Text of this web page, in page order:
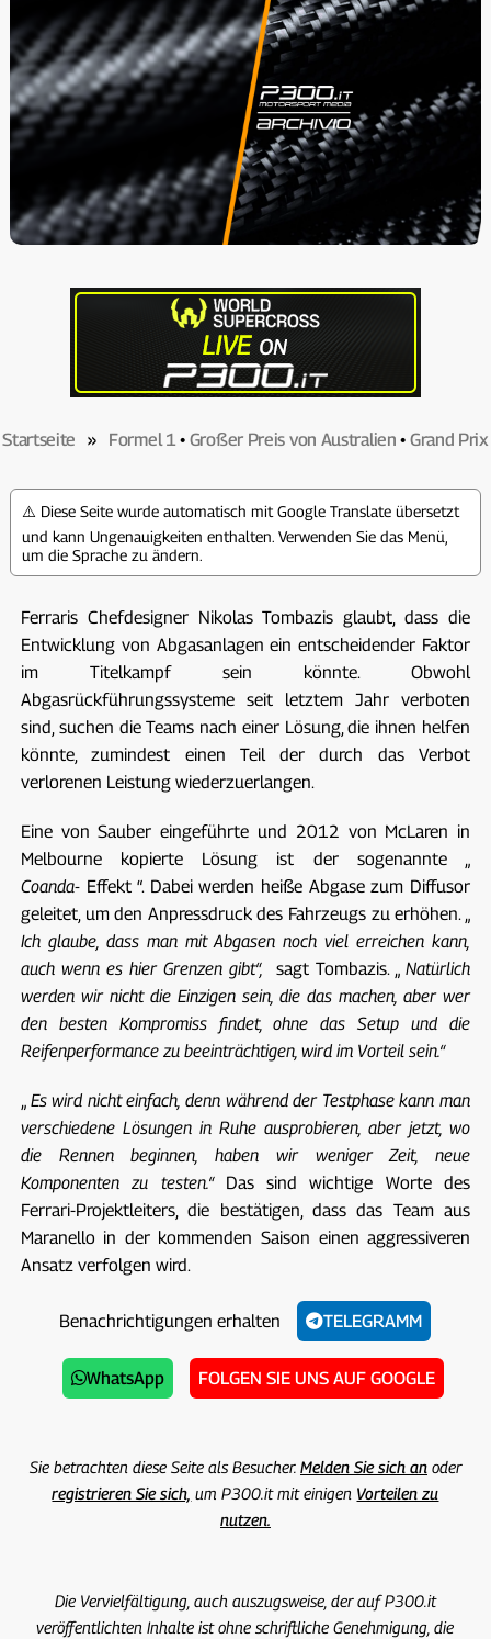
Startseite » Formel 1• Großer Preis von Australien • Grand Prix
⚠️ Diese Seite wurde automatisch mit Google Translate übersetzt
und kann Ungenauigkeiten enthalten. Verwenden Sie das Menü,
um die Sprache zu ändern.
Ferraris Chefdesigner Nikolas Tombazis glaubt, dass die
Entwicklung von Abgasanlagen ein entscheidender Faktor
im Titelkampf sein könnte. Obwohl
Abgasrückführungssysteme seit letztem Jahr verboten
sind, suchen die Teams nach einer Lösung, die ihnen helfen
könnte, zumindest einen Teil der durch das Verbot
verlorenen Leistung wiederzuerlangen.
Eine von Sauber eingeführte und 2012 von McLaren in
Melbourne kopierte Lösung ist der sogenannte „
Coanda-Effekt “. Dabei werden heiße Abgase zum Diffusor
geleitet, um den Anpressdruck des Fahrzeugs zu erhöhen. „
Ich glaube, dass man mit Abgasen noch viel erreichen kann,
auch wenn es hier Grenzen gibt“,
sagt Tombazis. „Natürlich
werden wir nicht die Einzigen sein, die das machen, aber wer
den besten Kompromiss findet, ohne das Setup und die
Reifenperformance zu beeinträchtigen, wird im Vorteil sein.“
„ Es wird nicht einfach, denn während der Testphase kann man
verschiedene Lösungen in Ruhe ausprobieren, aber jetzt, wo
die Rennen beginnen, haben wir weniger Zeit, neue
Komponenten zu testen.“Das sind wichtige Worte des
Ferrari-Projektleiters, die bestätigen, dass das Team aus
Maranello in der kommenden Saison einen aggressiveren
Ansatz verfolgen wird.
Benachrichtigungen erhalten TELEGRAMM
WhatsApp FOLGEN SIE UNS AUF GOOGLE
Sie betrachten diese Seite als Besucher. Melden Sie sich anoder
registrieren Sie sich, um P300.it mit einigen Vorteilen zu
nutzen.
Die Vervielfältigung, auch auszugsweise, der auf P300.it
veröffentlichten Inhalte ist ohne schriftliche Genehmigung, die